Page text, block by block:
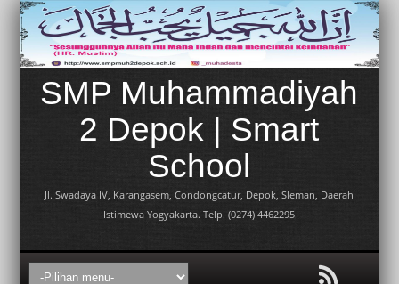
SMP Muhammadiyah
2 Depok | Smart
School
Jl. Swadaya IV, Karangasem, Condongcatur, Depok, Sleman, Daerah
Istimewa Yogyakarta. Telp. (0274) 4462295